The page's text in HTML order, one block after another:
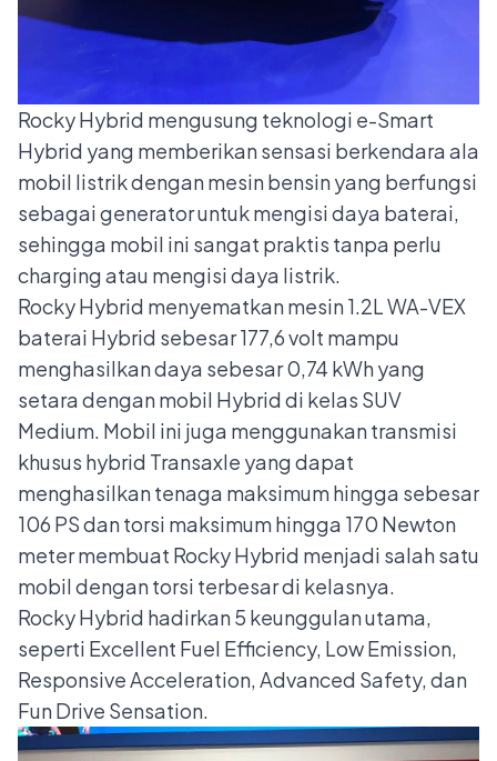
Rocky Hybrid mengusung teknologi e-Smart
Hybrid yang memberikan sensasi berkendara ala
mobil listrik dengan mesin bensin yang berfungsi
sebagai generator untuk mengisi daya baterai,
sehingga mobil ini sangat praktis tanpa perlu
charging atau mengisi daya listrik.
Rocky Hybrid menyematkan mesin 1.2L WA-VEX
baterai Hybrid sebesar 177,6 volt mampu
menghasilkan daya sebesar 0,74 kWh yang
setara dengan mobil Hybrid di kelas SUV
Medium. Mobil ini juga menggunakan transmisi
khusus hybrid Transaxle yang dapat
menghasilkan tenaga maksimum hingga sebesar
106 PS dan torsi maksimum hingga 170 Newton
meter membuat Rocky Hybrid menjadi salah satu
mobil dengan torsi terbesar di kelasnya.
Rocky Hybrid hadirkan 5 keunggulan utama,
seperti Excellent Fuel Efficiency, Low Emission,
Responsive Acceleration, Advanced Safety, dan
Fun Drive Sensation.